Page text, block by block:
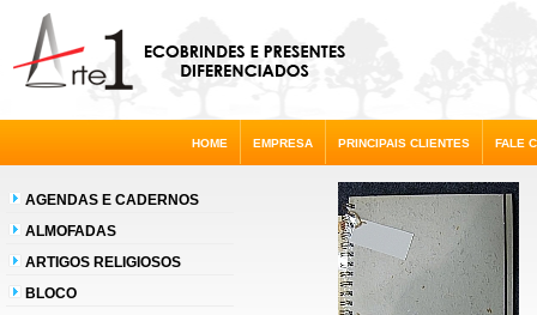
HOME EMPRESA PRINCIPAIS CLIENTES FALE
AGENDAS E CADERNOS
ALMOFADAS
ARTIGOS RELIGIOSOS
BLOCO